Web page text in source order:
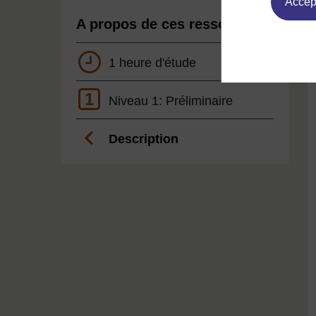
A propos de ces ressources
1 heure d'étude
1 Niveau 1: Préliminaire
Description